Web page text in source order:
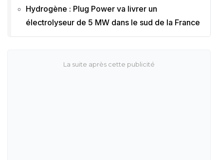
Hydrogène : Plug Power va livrer un
électrolyseur de 5 MW dans le sud de la France